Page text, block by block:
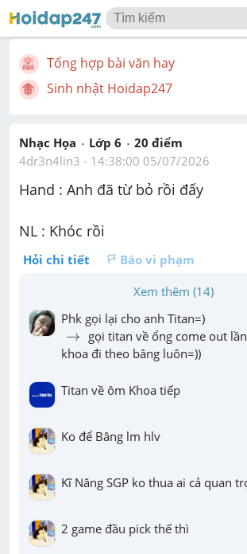
Tổng hợp bài văn hay
Sinh nhật Hoidap247
Nhạc Họa Lớp 6 20 điểm
4dr3n4lin3 - 14:38:00 05/07/2026
Hand : Anh đã từ bỏ rồi đấy
NL : Khóc rồi
Hỏi chi tiết
Báo vi phạm
Xem thêm (14)
→
→
gọi titan về ổng come out
khoa đi theo bâng luôn=))
Titan về ôm Khoa tiếp
Ko để Bâng lm hlv
Kĩ Năng SGP ko thua ai cả quan
2 game đầu pick thế thì